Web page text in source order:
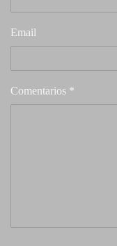
Email
Comentarios *